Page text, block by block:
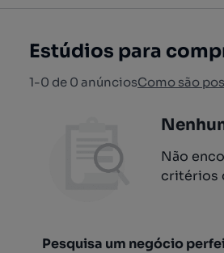
Estúdios para
1-0 de 0 anúnciosComo são
Não
critérios
Pesquisa um negócio